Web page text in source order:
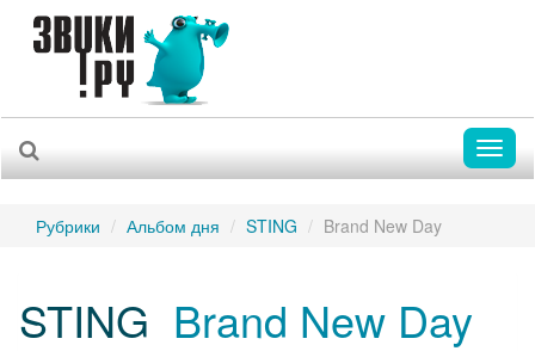
Рубрики Альбом дня STING Brand New Day
STING Brand New Day